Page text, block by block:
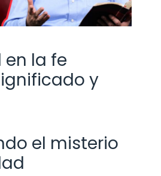
en la fe
y
el misterio